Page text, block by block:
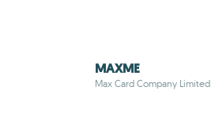
MAXME
Max Card Company Limited